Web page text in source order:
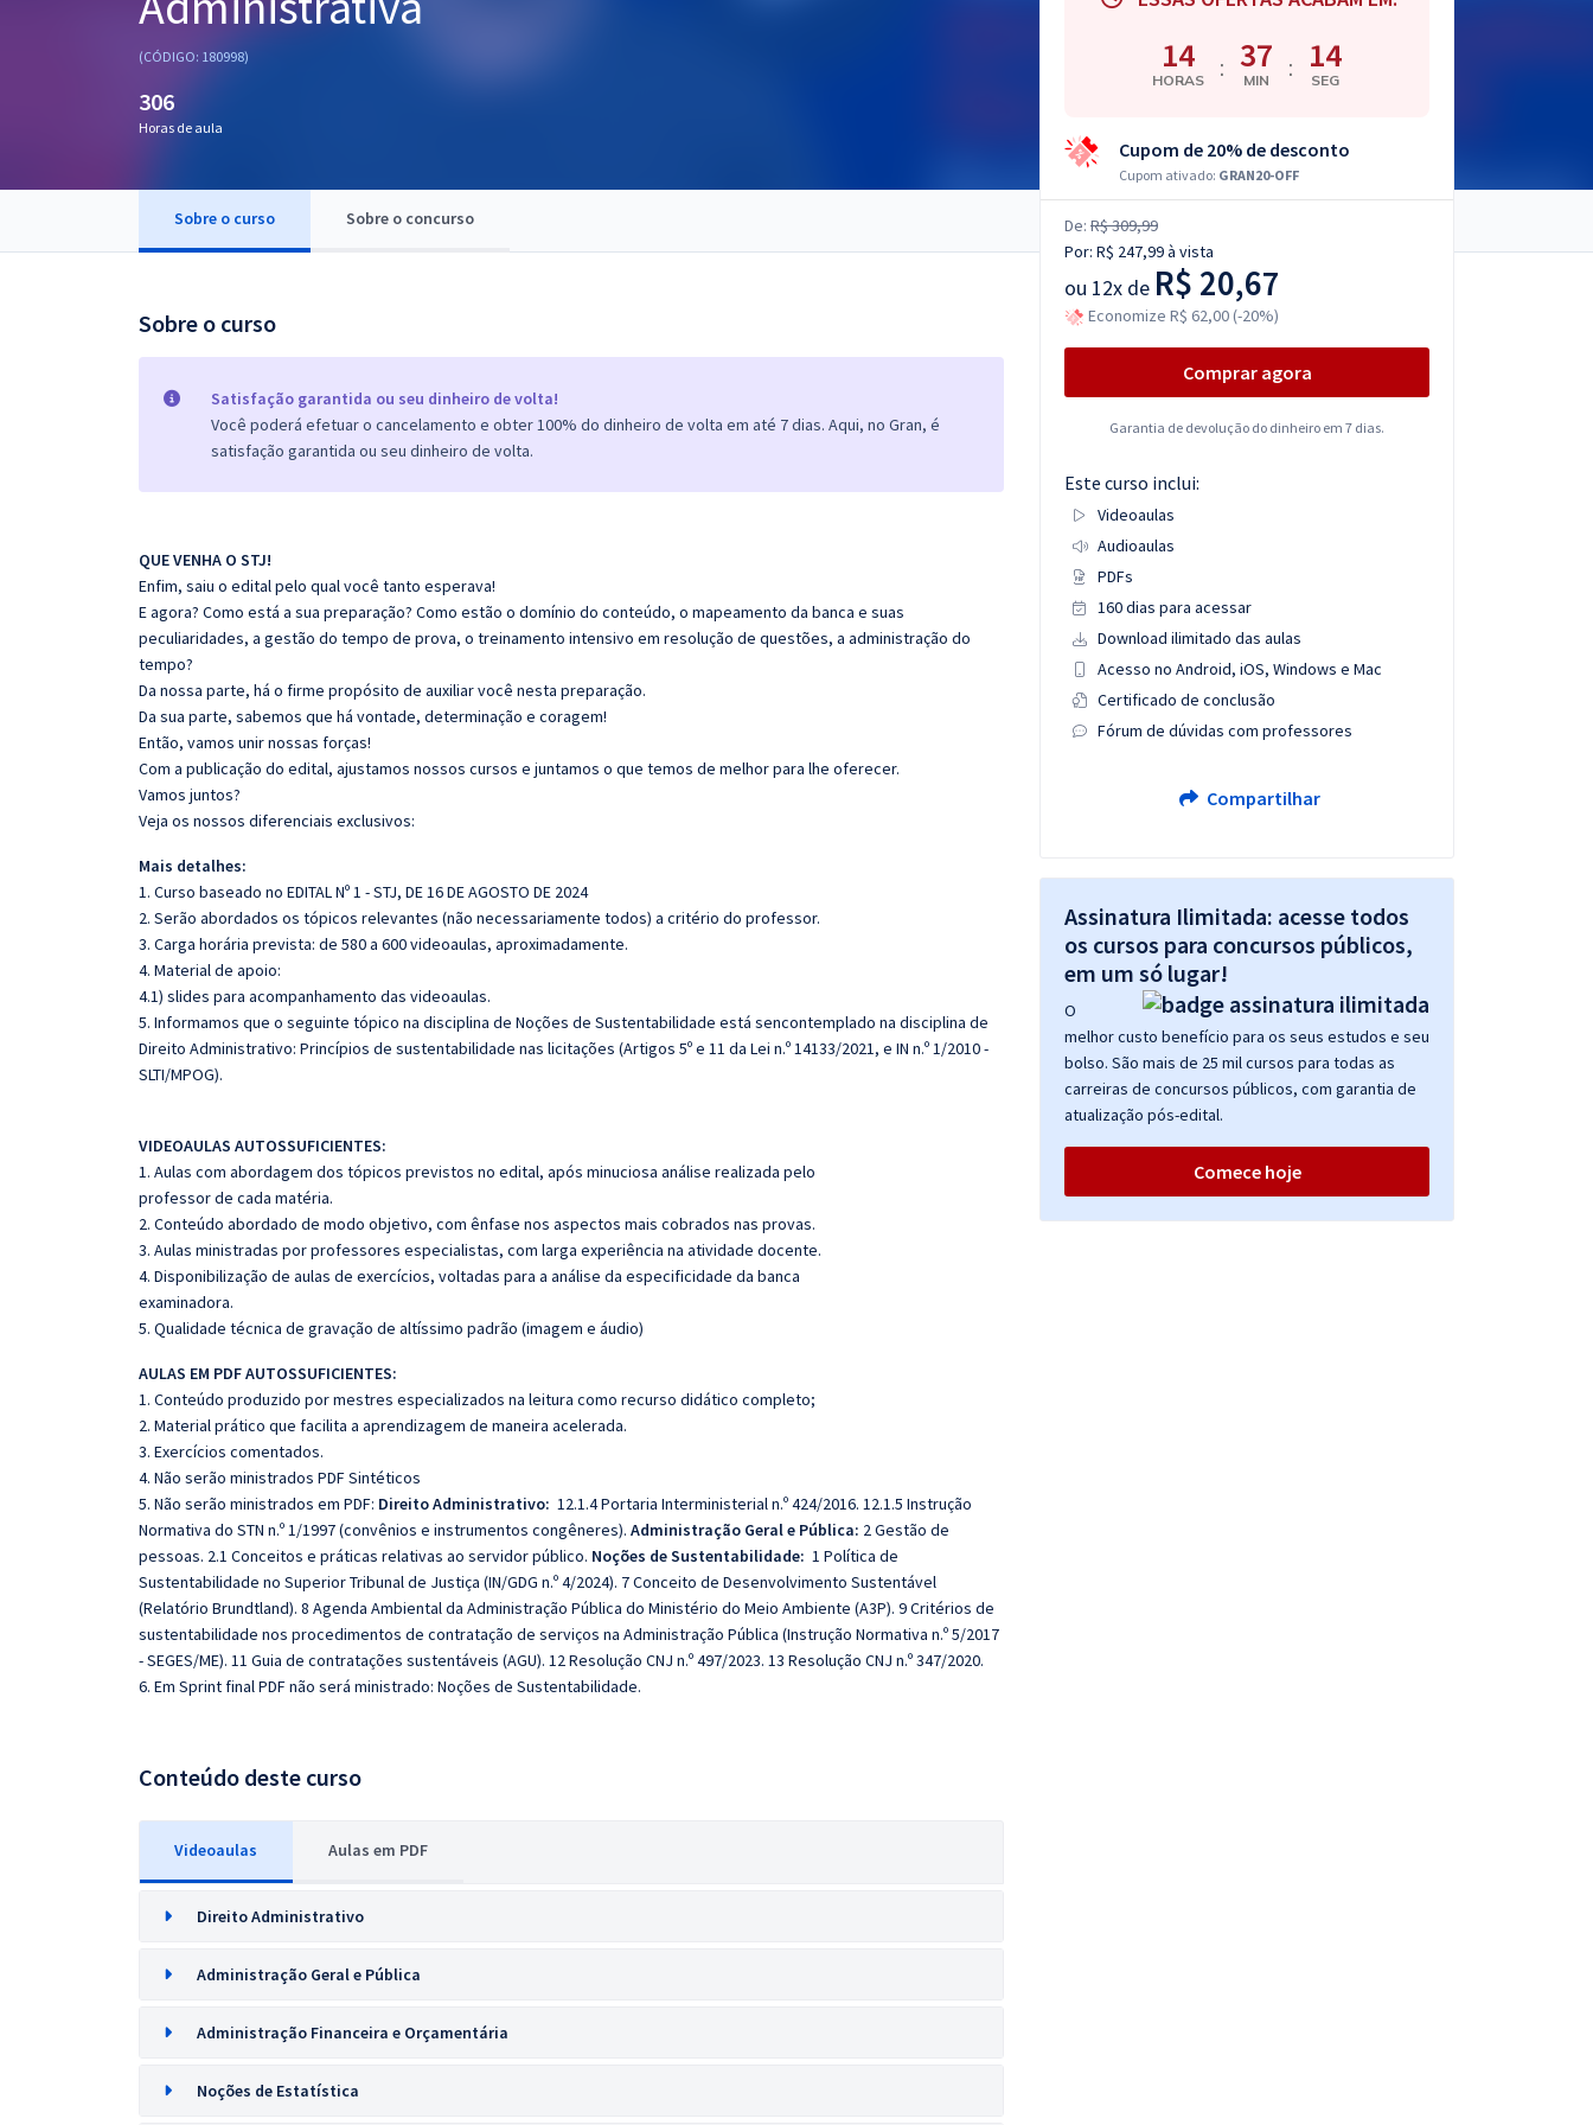
Questões grátis
(CÓDIGO: 180998)
306
Horas de aula
Sobre o curso Sobre o concurso
Sobre o curso
Satisfação garantida ou seu dinheiro de volta!
Você poderá efetuar o cancelamento e obter 100% do dinheiro de volta em até 7 dias. Aqui, no Gran, é
satisfação garantida ou seu dinheiro de volta.
QUE VENHA O STJ!
Enfim, saiu o edital pelo qual você tanto esperava!
E agora? Como está a sua preparação? Como estão o domínio do conteúdo, o mapeamento da banca e suas
peculiaridades, a gestão do tempo de prova, o treinamento intensivo em resolução de questões, a administração do
tempo?
Da nossa parte, há o firme propósito de auxiliar você nesta preparação.
Da sua parte, sabemos que há vontade, determinação e coragem!
Então, vamos unir nossas forças!
Com a publicação do edital, ajustamos nossos cursos e juntamos o que temos de melhor para lhe oferecer.
Vamos juntos?
Veja os nossos diferenciais exclusivos:
Mais detalhes:
1. Curso baseado no EDITAL Nº 1 - STJ, DE 16 DE AGOSTO DE 2024
2. Serão abordados os tópicos relevantes (não necessariamente todos) a critério do professor.
3. Carga horária prevista: de 580 a 600 videoaulas, aproximadamente.
4. Material de apoio:
4.1) slides para acompanhamento das videoaulas.
5. Informamos que o seguinte tópico na disciplina de Noções de Sustentabilidade está sencontemplado na disciplina de
Direito Administrativo: Princípios de sustentabilidade nas licitações (Artigos 5º e 11 da Lei n.º 14133/2021, e IN n.º 1/2010 -
SLTI/MPOG).
VIDEOAULAS AUTOSSUFICIENTES:
1. Aulas com abordagem dos tópicos previstos no edital, após minuciosa análise realizada pelo
professor de cada matéria.
2. Conteúdo abordado de modo objetivo, com ênfase nos aspectos mais cobrados nas provas.
3. Aulas ministradas por professores especialistas, com larga experiência na atividade docente.
4. Disponibilização de aulas de exercícios, voltadas para a análise da especificidade da banca
examinadora.
5. Qualidade técnica de gravação de altíssimo padrão (imagem e áudio)
AULAS EM PDF AUTOSSUFICIENTES:
1. Conteúdo produzido por mestres especializados na leitura como recurso didático completo;
2. Material prático que facilita a aprendizagem de maneira acelerada.
3. Exercícios comentados.
4. Não serão ministrados PDF Sintéticos
5. Não serão ministrados em PDF: Direito Administrativo: 12.1.4 Portaria Interministerial n.º 424/2016. 12.1.5 Instrução
Normativa do STN n.º 1/1997 (convênios e instrumentos congêneres). Administração Geral e Pública: 2 Gestão de
pessoas. 2.1 Conceitos e práticas relativas ao servidor público. Noções de Sustentabilidade: 1 Política de
Sustentabilidade no Superior Tribunal de Justiça (IN/GDG n.º 4/2024). 7 Conceito de Desenvolvimento Sustentável
(Relatório Brundtland). 8 Agenda Ambiental da Administração Pública do Ministério do Meio Ambiente (A3P). 9 Critérios de
sustentabilidade nos procedimentos de contratação de serviços na Administração Pública (Instrução Normativa n.º 5/2017
- SEGES/ME). 11 Guia de contratações sustentáveis (AGU). 12 Resolução CNJ n.º 497/2023. 13 Resolução CNJ n.º 347/2020.
6. Em Sprint final PDF não será ministrado: Noções de Sustentabilidade.
Conteúdo deste curso
Videoaulas Aulas em PDF
Direito Administrativo
Administração Geral e Pública
Administração Financeira e Orçamentária
Noções de Estatística
14
HORAS : 37
MIN : 13
SEG
Cupom de 20% de desconto
Cupom ativado: GRAN20-OFF
De: R$ 309,99
Por: R$ 247,99à vista
ou 12x de R$ 20,67
Economize R$ 62,00 (-20%)
Comprar agora
Garantia de devolução do dinheiro em 7 dias.
Este curso inclui:
Videoaulas
Audioaulas
PDFs
160 dias para acessar
Download ilimitado das aulas
Acesso no Android, iOS, Windows e Mac
Certificado de conclusão
Fórum de dúvidas com professores
Compartilhar
Assinatura Ilimitada: acesse todos
os cursos para concursos públicos,
em um só lugar!
O
melhor custo benefício para os seus estudos e seu
bolso. São mais de 25 mil cursos para todas as
carreiras de concursos públicos, com garantia de
atualização pós-edital.
Comece hoje